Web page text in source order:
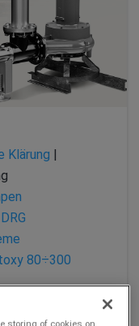
Klärung |
DRG
80÷300
storing of cookies on